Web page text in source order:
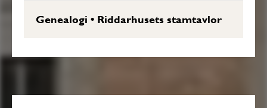
Genealogi • Riddarhusets stamtavlor